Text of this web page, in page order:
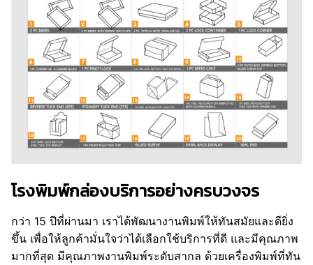
โรงพิมพ์กล่องบริการอย่างครบวงจร
กว่า 15 ปีที่ผ่านมา เราได้พัฒนางานพิมพ์ให้ทันสมัยและดียิ่ง
ขึ้น เพื่อให้ลูกค้ามั่นใจว่าได้เลือกใช้บริการที่ดี และมีคุณภาพ
มากที่สุด มีคุณภาพงานพิมพ์ระดับสากล ด้วยเครื่องพิมพ์ที่ทัน